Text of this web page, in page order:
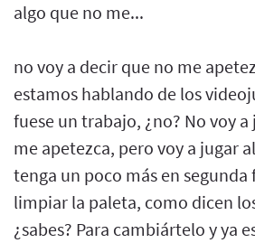
algo que no me...
no voy a decir que no me
estamos hablando de los
fuese un trabajo, ¿no? No voy
me apetezca, pero voy a jugar
tenga un poco más en segunda
limpiar la paleta, como dicen
¿sabes? Para cambiártelo y ya